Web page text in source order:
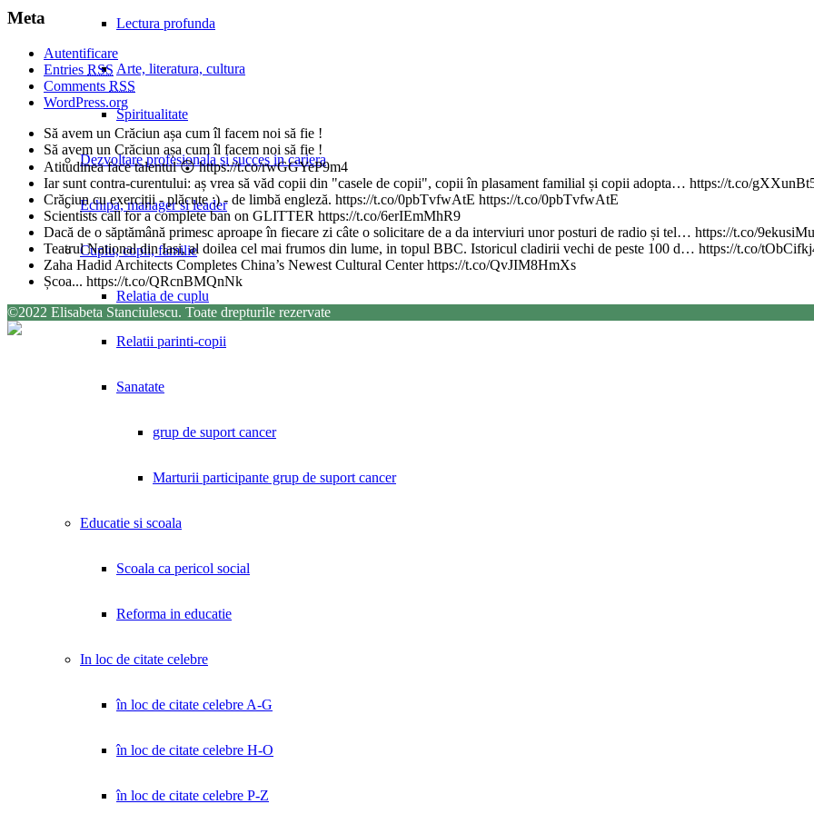
Lectura profunda
Arte, literatura, cultura
Spiritualitate
Dezvoltare profesionala si succes in cariera
Echipa, manager si leader
Cuplu, copii, familie
Relatia de cuplu
Relatii parinti-copii
Sanatate
grup de suport cancer
Marturii participante grup de suport cancer
Educatie si scoala
Scoala ca pericol social
Reforma in educatie
In loc de citate celebre
în loc de citate celebre A-G
în loc de citate celebre H-O
în loc de citate celebre P-Z
Meta
Autentificare
Entries RSS
Comments RSS
WordPress.org
Să avem un Crăciun așa cum îl facem noi să fie !
Să avem un Crăciun așa cum îl facem noi să fie !
Atitudinea face talentul 😲 https://t.co/rwGGYeP9m4
Iar sunt contra-curentului: aș vrea să văd copii din "casele de copii", copii în plasament familial și copii adopta… https://t.co/
Crăciun cu exerciții - plăcute :) - de limbă engleză. https://t.co/0pbTvfwAtE https://t.co/0pbTvfwAtE
Scientists call for a complete ban on GLITTER https://t.co/6erIEmMhR9
Dacă de o săptămână primesc aproape în fiecare zi câte o solicitare de a da interviuri unor posturi de radio și tel… https://t.co/
Teatrul National din Iasi, al doilea cel mai frumos din lume, in topul BBC. Istoricul cladirii vechi de peste 100 d… https://t.co/
Zaha Hadid Architects Completes China’s Newest Cultural Center https://t.co/QvJIM8HmXs
Școa... https://t.co/QRcnBMQnNk
©2022 Elisabeta Stanciulescu. Toate drepturile rezervate